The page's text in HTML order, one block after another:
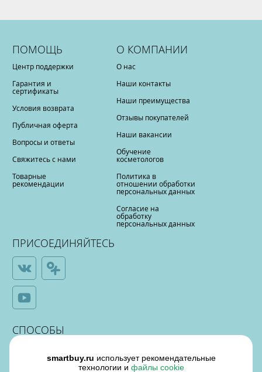
ПОМОЩЬ
Центр поддержки
Гарантия и
сертификаты
Условия возврата
Публичная оферта
Вопросы и ответы
Свяжитесь с нами
Товарные
рекомендации
О КОМПАНИИ
О нас
Наши контакты
Наши преимущества
Отзывы покупателей
Наши вакансии
Обучение
косметологов
Политика в
отношении обработки
персональных данных
Согласие на
обработку
персональных данных
ПРИСОЕДИНЯЙТЕСЬ
СПОСОБЫ
ОПЛАТЫ
smartbuy.ru использует рекомендательные
технологии и файлы cookie